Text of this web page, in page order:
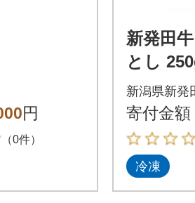
円
（0件）
新発田
とし
ック)
新潟県新発
寄付金額
冷凍